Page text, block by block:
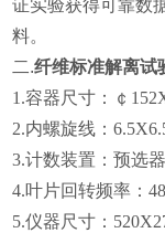
证实验获得可靠数
料。
二.纤维标准解离试
1.容器尺寸：￠
2.内螺旋线：
3.计数装置：预选
4.叶片回转频率：
5.仪器尺寸：